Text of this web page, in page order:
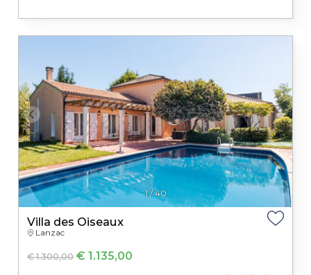
1/40
Villa des Oiseaux
Lanzac
€ 1.300,00 € 1.135,00